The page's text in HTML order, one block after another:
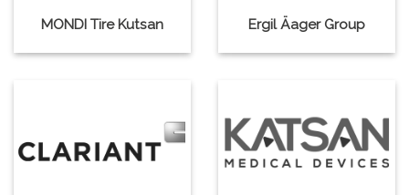
MONDI Tire Kutsan Ergil Äager Group